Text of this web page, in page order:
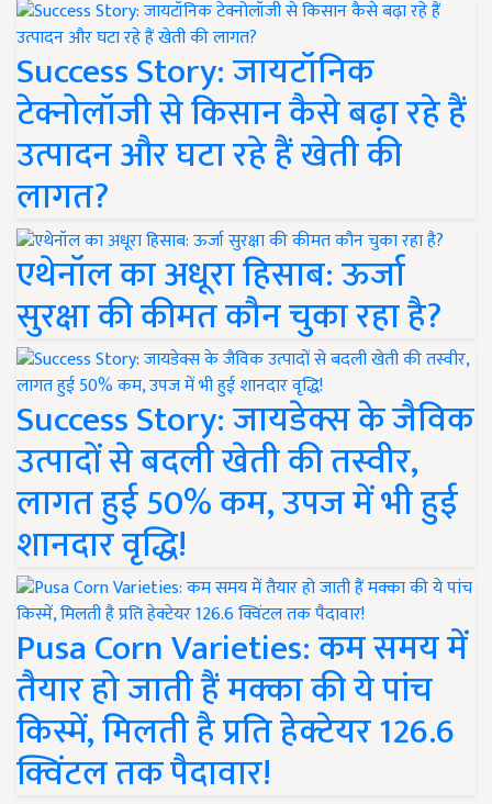
Success Story: जायटॉनिक
टेक्नोलॉजी से किसान कैसे बढ़ा रहे हैं
उत्पादन और घटा रहे हैं खेती की
लागत?
एथेनॉल का अधूरा हिसाब: ऊर्जा
सुरक्षा की कीमत कौन चुका रहा है?
Success Story: जायडेक्स के जैविक
उत्पादों से बदली खेती की तस्वीर,
लागत हुई 50% कम, उपज में भी हुई
शानदार वृद्धि!
Pusa Corn Varieties: कम समय में
तैयार हो जाती हैं मक्का की ये पांच
किस्में, मिलती है प्रति हेक्टेयर 126.6
क्विंटल तक पैदावार!